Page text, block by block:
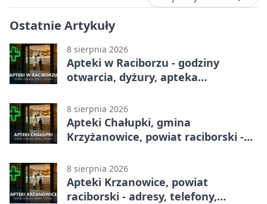
Ostatnie Artykuły
8 sierpnia 2026
Apteki w Raciborzu - godziny
otwarcia, dyżury, apteka
8 sierpnia 2026
Apteki Chałupki, gmina
Krzyżanowice, powiat raciborski -
8 sierpnia 2026
Apteki Krzanowice, powiat
raciborski - adresy, telefony,